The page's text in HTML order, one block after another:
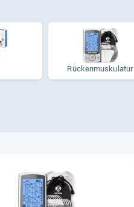
Rücken­mus­ku­la­tur